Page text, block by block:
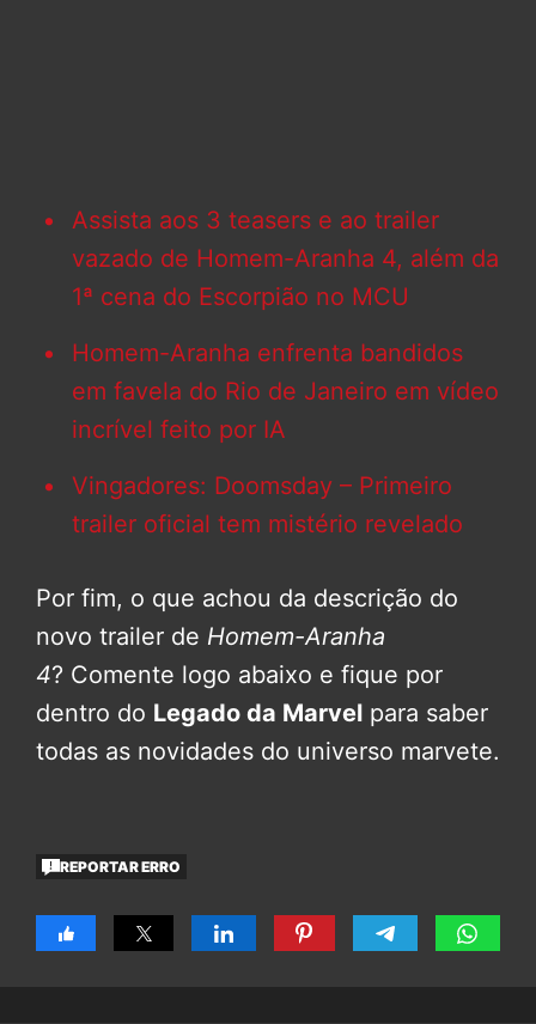
Assista aos 3 teasers e ao trailer
vazado de Homem-Aranha 4, além da
1ª cena do Escorpião no MCU
Homem-Aranha enfrenta bandidos
em favela do Rio de Janeiro em vídeo
incrível feito por IA
Vingadores: Doomsday – Primeiro
trailer oficial tem mistério revelado
Por fim, o que achou da descrição do
novo trailer de Homem-Aranha
4? Comente logo abaixo e fique por
dentro do Legado da Marvel para saber
todas as novidades do universo marvete.
REPORTAR ERRO